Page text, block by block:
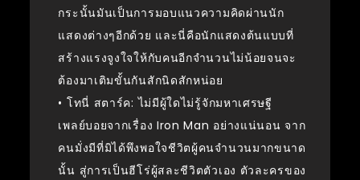
กระนั้นมันเป็นการมอบแนวความคิดผ่านนัก
แสดงต่างๆอีกด้วย และนี่คือนักแสดงต้นแบบที่
สร้างแรงจูงใจให้กับคนอีกจำนวนไม่น้อยจนจะ
ต้องมาเติมขั้นกันสักนิดสักหน่อย
• โทนี่ สตาร์ค: ไม่มีผู้ใดไม่รู้จักมหาเศรษฐี
เพลย์บอยจากเรื่อง Iron Man อย่างแน่นอน จาก
คนมั่งมีที่มิได้พึงพอใจชีวิตผู้คนจำนวนมากขนาด
นั้น สู่การเป็นฮีโร่ผู้สละชีวิตตัวเอง ตัวละครของ